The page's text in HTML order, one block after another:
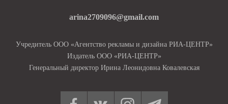
arina2709096@gmail.com
Учредитель ООО «Агентство рекламы и дизайна РИА-ЦЕНТР»
Издатель ООО «РИА-ЦЕНТР»
Генеральный директор Ирина Леонидовна Ковалевская